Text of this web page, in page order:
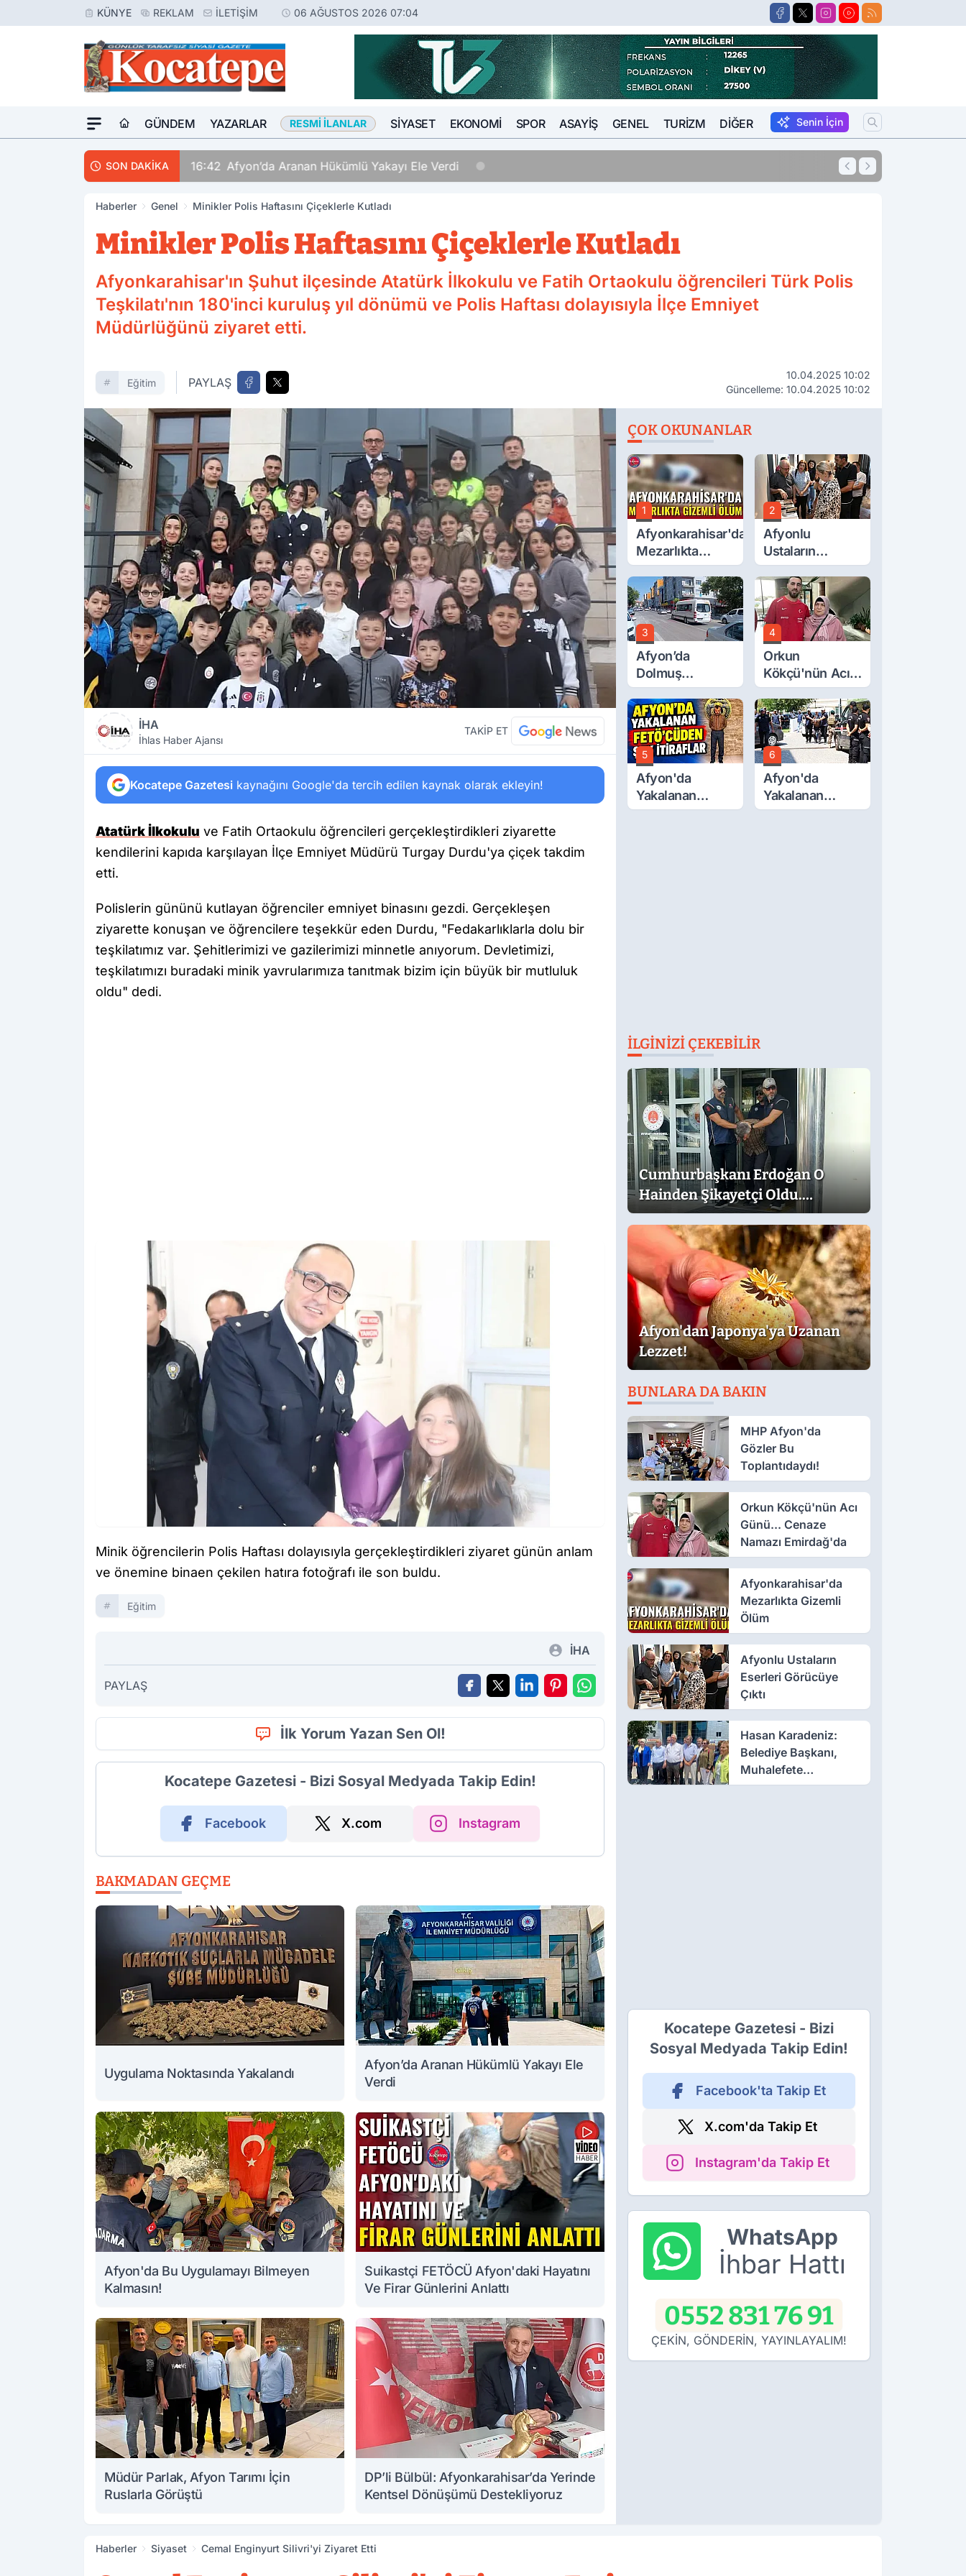
KÜNYE REKLAM İLETIŞIM 06 AĞUSTOS 2026 07:04
GÜNDEM YAZARLAR RESMI İLANLAR SIYASET EKONOMI SPOR ASAYIŞ GENEL TURIZM DIĞER Senin İçin
SON DAKİKA 16:42 Afyon’da Aranan Hükümlü Yakayı Ele Verdi 15:57
Haberler Genel Minikler Polis Haftasını Çiçeklerle Kutladı
Minikler Polis Haftasını Çiçeklerle Kutladı
Afyonkarahisar'ın Şuhut ilçesinde Atatürk İlkokulu ve Fatih Ortaokulu öğrencileri Türk Polis
Teşkilatı'nın 180'inci kuruluş yıl dönümü ve Polis Haftası dolayısıyla İlçe Emniyet
Müdürlüğünü ziyaret etti.
Eğitim PAYLAŞ
10.04.2025 10:02
Güncelleme: 10.04.2025 10:02
İHA
İhlas Haber Ajansı
TAKİP ET
Kocatepe Gazetesi kaynağını Google'da tercih edilen kaynak olarak ekleyin!
Atatürk İlkokulu ve Fatih Ortaokulu öğrencileri gerçekleştirdikleri ziyarette
kendilerini kapıda karşılayan İlçe Emniyet Müdürü Turgay Durdu'ya çiçek takdim
etti.
Polislerin gününü kutlayan öğrenciler emniyet binasını gezdi. Gerçekleşen
ziyarette konuşan ve öğrencilere teşekkür eden Durdu, "Fedakarlıklarla dolu bir
teşkilatımız var. Şehitlerimizi ve gazilerimizi minnetle anıyorum. Devletimizi,
teşkilatımızı buradaki minik yavrularımıza tanıtmak bizim için büyük bir mutluluk
oldu" dedi.
Minik öğrencilerin Polis Haftası dolayısıyla gerçekleştirdikleri ziyaret günün anlam
ve önemine binaen çekilen hatıra fotoğrafı ile son buldu.
Eğitim
İHA
PAYLAŞ
İlk Yorum Yazan Sen Ol!
Kocatepe Gazetesi - Bizi Sosyal Medyada Takip Edin!
Facebook X.com Instagram
BAKMADAN GEÇME
Uygulama Noktasında Yakalandı
Afyon’da Aranan Hükümlü Yakayı Ele
Verdi
Afyon'da Bu Uygulamayı Bilmeyen
Kalmasın!
Suikastçi FETÖCÜ Afyon'daki Hayatını
Ve Firar Günlerini Anlattı
Müdür Parlak, Afyon Tarımı İçin
Ruslarla Görüştü
DP’li Bülbül: Afyonkarahisar’da Yerinde
Kentsel Dönüşümü Destekliyoruz
ÇOK OKUNANLAR
1
Afyonkarahisar'da
Mezarlıkta
Gizemli Ölüm
2
Afyonlu
Ustaların
Eserleri
Görücüye Çıktı
3
Afyon’da
Dolmuş
Ücretlerine
Yüzde 40 Zam
Talebi
4
Orkun
Kökçü'nün Acı
Günü... Cenaze
Namazı
Emirdağ'da
5
Afyon'da
Yakalanan
FETÖ'Cüden
6
Afyon'da
Yakalanan
FETÖ'cü
İLGINIZI ÇEKEBILIR
Cumhurbaşkanı Erdoğan O
Hainden Şikayetçi Oldu.
Dilekçede Dikkat Çeken İfadeler
Afyon'dan Japonya'ya Uzanan
Lezzet!
BUNLARA DA BAKIN
MHP Afyon'da
Gözler Bu
Toplantıdaydı!
Orkun Kökçü'nün Acı
Günü... Cenaze
Namazı Emirdağ'da
Afyonkarahisar'da
Mezarlıkta Gizemli
Ölüm
Afyonlu Ustaların
Eserleri Görücüye
Çıktı
Hasan Karadeniz:
Belediye Başkanı,
Muhalefete
Tahammül Edemiyor
Kocatepe Gazetesi - Bizi
Sosyal Medyada Takip Edin!
Facebook'ta Takip Et
X.com'da Takip Et
Instagram'da Takip Et
WhatsApp
İhbar Hattı
0552 831 76 91
ÇEKİN, GÖNDERİN, YAYINLAYALIM!
Haberler Siyaset Cemal Enginyurt Silivri'yi Ziyaret Etti